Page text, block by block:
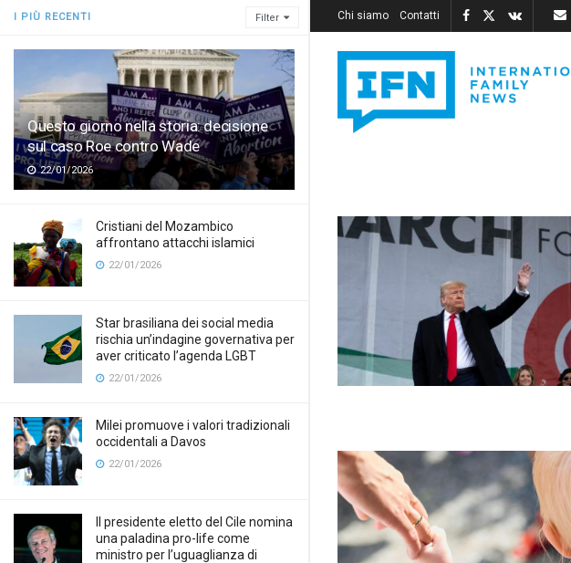
I PIÙ RECENTI Filter
Questo giorno nella storia: decisione
sul caso Roe contro Wade
22/01/2026
Cristiani del Mozambico
affrontano attacchi islamici
22/01/2026
Star brasiliana dei social media
rischia un’indagine governativa per
aver criticato l’agenda LGBT
22/01/2026
Milei promuove i valori tradizionali
occidentali a Davos
22/01/2026
Il presidente eletto del Cile nomina
una paladina pro-life come
ministro per l’uguaglianza di
Chi siamo Contatti